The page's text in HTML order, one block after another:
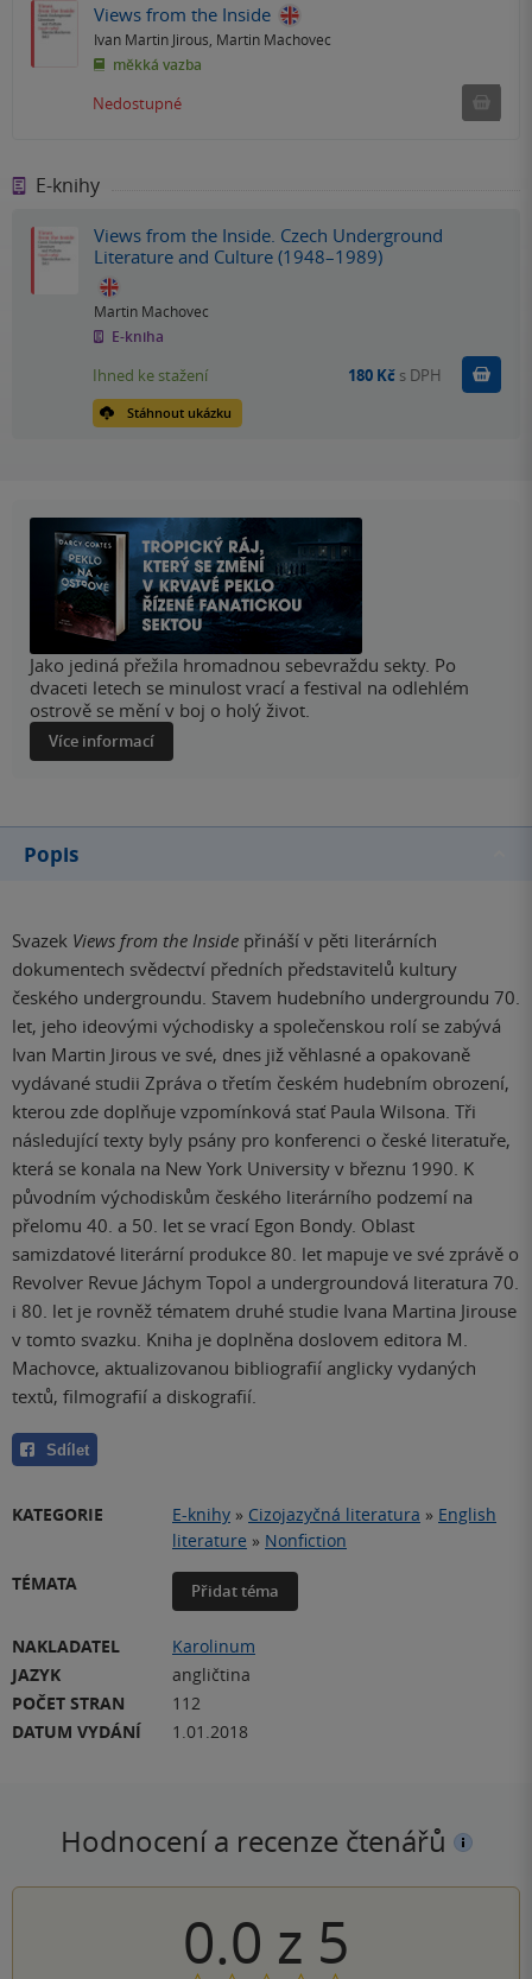
Views from the Inside
Ivan Martin Jirous Martin Machovec
měkká vazba
Nedostupné
E-knihy
Views from the Inside. Czech Underground
Literature and Culture (1948–1989)
Martin Machovec
E-kniha
Stáhnout ukázku
Ihned ke stažení 180 Kč s DPH Koupit
Jako jediná přežila hromadnou sebevraždu sekty. Po
dvaceti letech se minulost vrací a festival na odlehlém
ostrově se mění v boj o holý život.
Více informací
Popis
Svazek Views from the Inside přináší v pěti literárních
dokumentech svědectví předních představitelů kultury
českého undergroundu. Stavem hudebního undergroundu 70.
let, jeho ideovými východisky a společenskou rolí se zabývá
Ivan Martin Jirous ve své, dnes již věhlasné a opakovaně
vydávané studii Zpráva o třetím českém hudebním obrození,
kterou zde doplňuje vzpomínková stať Paula Wilsona. Tři
následující texty byly psány pro konferenci o české literatuře,
která se konala na New York University v březnu 1990. K
původním východiskům českého literárního podzemí na
přelomu 40. a 50. let se vrací Egon Bondy. Oblast
samizdatové literární produkce 80. let mapuje ve své zprávě o
Revolver Revue Jáchym Topol a undergroundová literatura 70.
i 80. let je rovněž tématem druhé studie Ivana Martina Jirouse
v tomto svazku. Kniha je doplněna doslovem editora M.
Machovce, aktualizovanou bibliografií anglicky vydaných
textů, filmografií a diskografií.
Sdílet
KATEGORIE E-knihy » Cizojazyčná literatura » English
literature » Nonfiction
TÉMATA
Přidat téma
NAKLADATEL
Karolinum
JAZYK
angličtina
POČET STRAN
112
DATUM VYDÁNÍ
1.01.2018
Hodnocení a recenze čtenářů
0.0 z 5